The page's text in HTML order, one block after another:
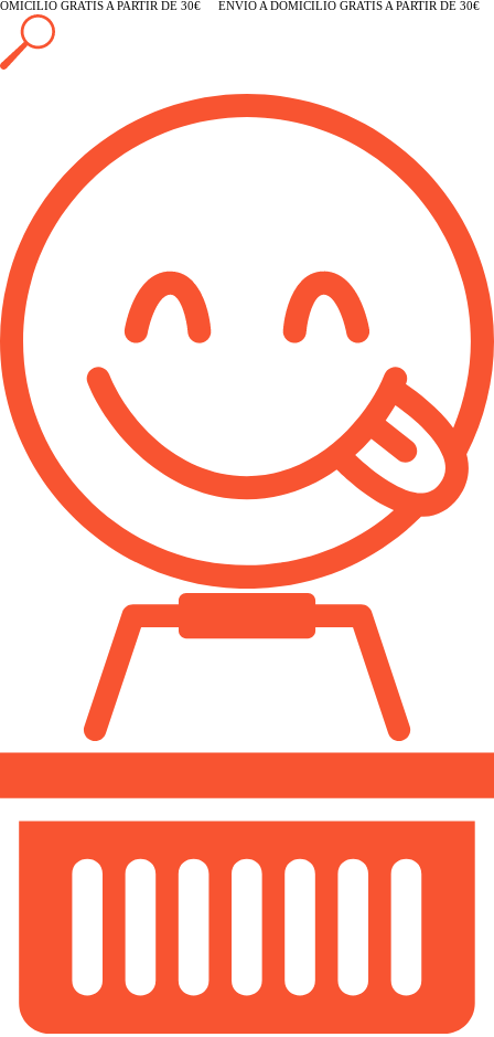
GRATIS A PARTIR DE 30€ ENVÍO A DOMICILIO GRATIS A PARTIR DE 30€